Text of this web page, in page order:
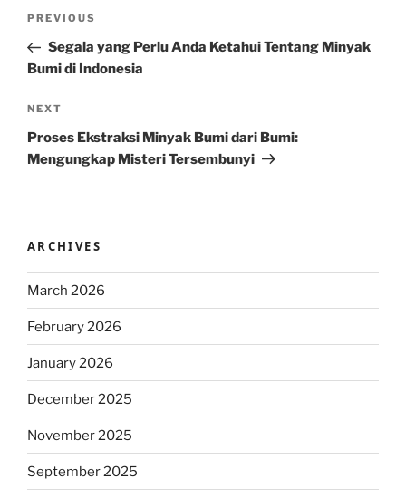
Previous
Post
PREVIOUS
Segala yang Perlu Anda Ketahui Tentang Minyak
Bumi di Indonesia
Next
Post
NEXT
Proses Ekstraksi Minyak Bumi dari Bumi:
Mengungkap Misteri Tersembunyi
ARCHIVES
March 2026
February 2026
January 2026
December 2025
November 2025
September 2025